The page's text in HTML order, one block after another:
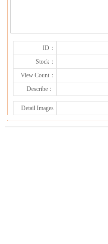
ID：
Stock：
View Count：
Describe：
Detail Images